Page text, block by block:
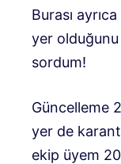
Burası
yer olduğunu
sordum!
Güncelleme
yer de
ekip üyem